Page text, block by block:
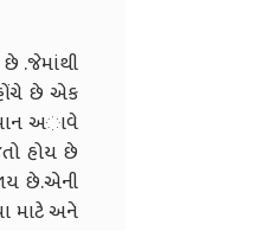
.જેમાંથી
છે એક
અાવે
હોય છે
છે.એની
માટે અને